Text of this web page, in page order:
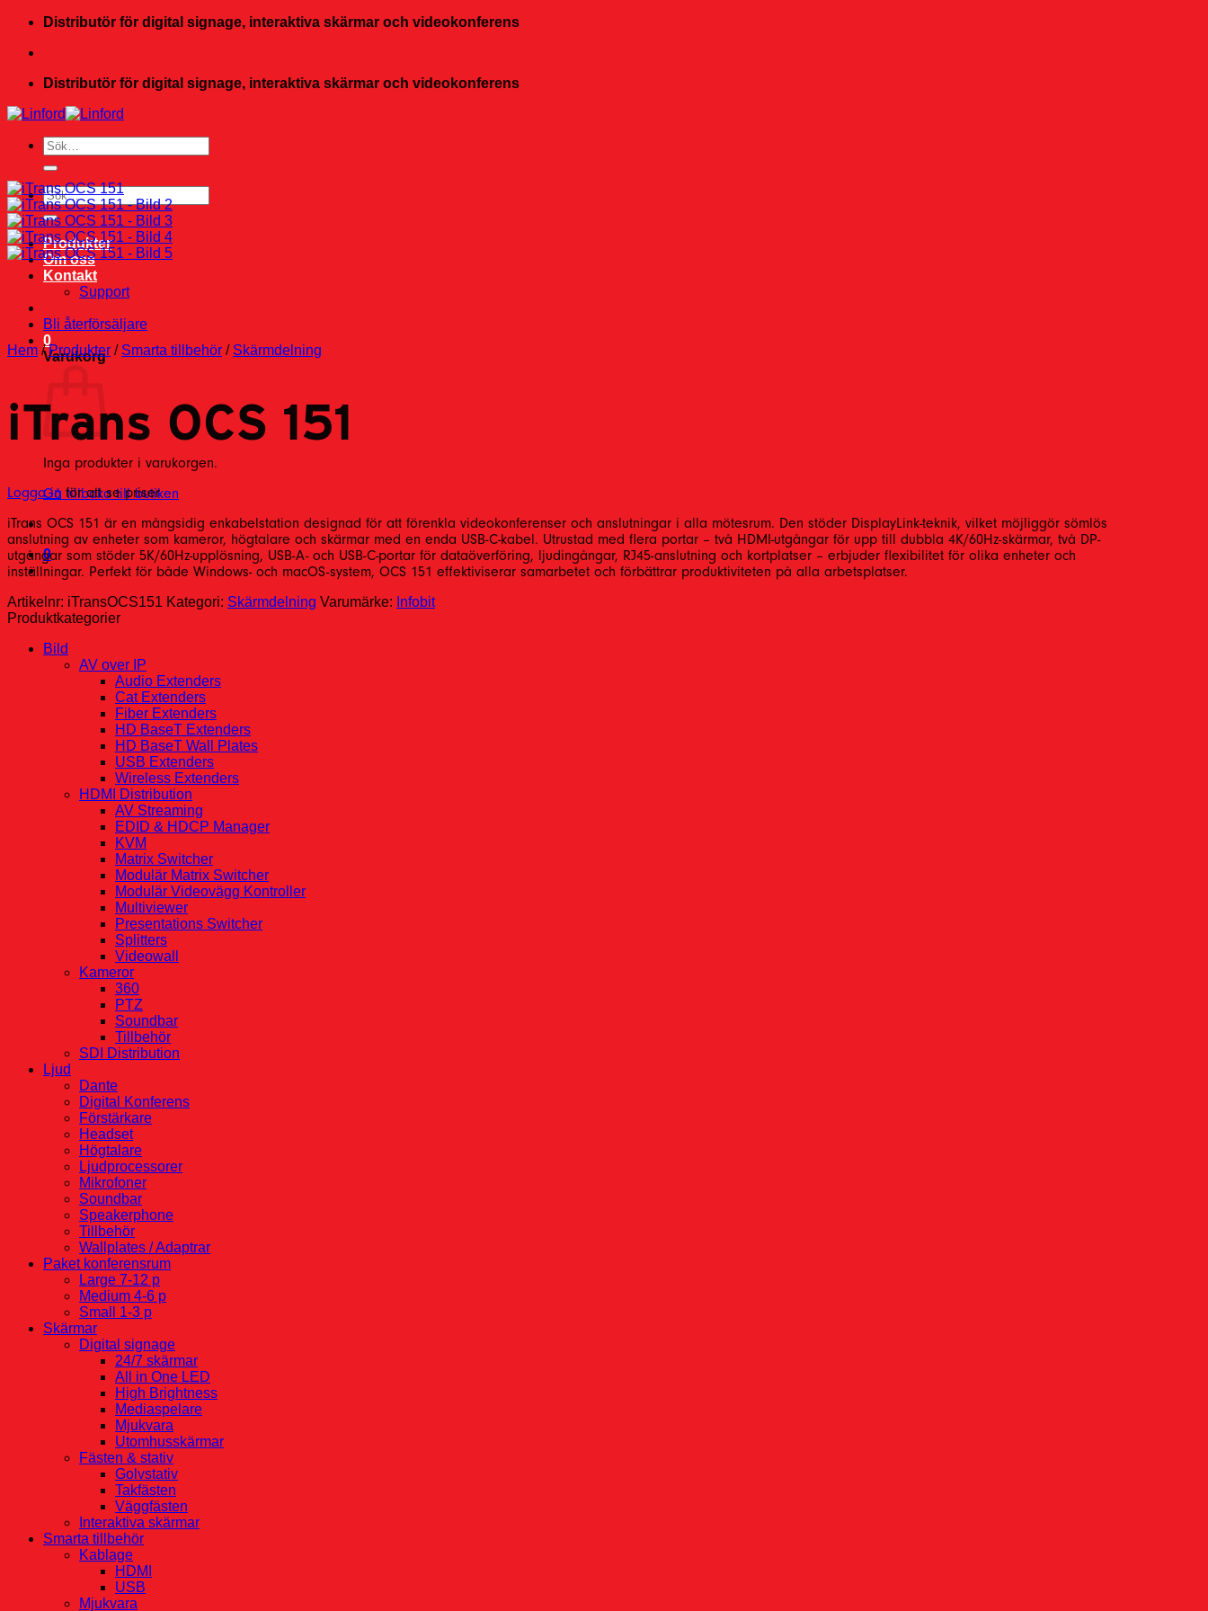
Skip
content
Distributör för digital signage, interaktiva skärmar och videokonferens
Distributör för digital signage, interaktiva skärmar och videokonferens
Sök
efter:
Sök
efter:
Produkter
Om oss
Kontakt
Support
Bli återförsäljare
0
Varukorg
Inga produkter i varukorgen.
Gå tillbaka till butiken
0
Hem / Produkter / Smarta tillbehör / Skärmdelning
iTrans OCS 151
Logga in för att se priser
iTrans OCS 151 är en mångsidig enkabelstation designad för att förenkla videokonferenser och anslutningar i alla mötesrum. Den stöder DisplayLink-teknik, vilket möjliggör sömlös
anslutning av enheter som kameror, högtalare och skärmar med en enda USB-C-kabel. Utrustad med flera portar – två HDMI-utgångar för upp till dubbla 4K/60Hz-skärmar, två DP-
utgångar som stöder 5K/60Hz-upplösning, USB-A- och USB-C-portar för dataöverföring, ljudingångar, RJ45-anslutning och kortplatser – erbjuder flexibilitet för olika enheter och
inställningar. Perfekt för både Windows- och macOS-system, OCS 151 effektiviserar samarbetet och förbättrar produktiviteten på alla arbetsplatser.
Artikelnr: iTransOCS151 Kategori: Skärmdelning Varumärke: Infobit
Produktkategorier
Bild
AV over IP
Audio Extenders
Cat Extenders
Fiber Extenders
HD BaseT Extenders
HD BaseT Wall Plates
USB Extenders
Wireless Extenders
HDMI Distribution
AV Streaming
EDID & HDCP Manager
KVM
Matrix Switcher
Modulär Matrix Switcher
Modulär Videovägg Kontroller
Multiviewer
Presentations Switcher
Splitters
Videowall
Kameror
360
PTZ
Soundbar
Tillbehör
SDI Distribution
Ljud
Dante
Digital Konferens
Förstärkare
Headset
Högtalare
Ljudprocessorer
Mikrofoner
Soundbar
Speakerphone
Tillbehör
Wallplates / Adaptrar
Paket konferensrum
Large 7-12 p
Medium 4-6 p
Small 1-3 p
Skärmar
Digital signage
24/7 skärmar
All in One LED
High Brightness
Mediaspelare
Mjukvara
Utomhusskärmar
Fästen & stativ
Golvstativ
Takfästen
Väggfästen
Interaktiva skärmar
Smarta tillbehör
Kablage
HDMI
USB
Mjukvara